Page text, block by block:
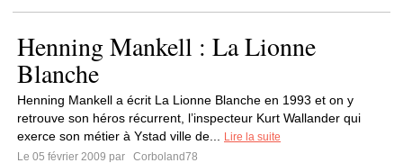
Henning Mankell : La Lionne
Blanche
Henning Mankell a écrit La Lionne Blanche en 1993 et on y
retrouve son héros récurrent, l’inspecteur Kurt Wallander qui
exerce son métier à Ystad ville de...
Lire la suite
Le 05 février 2009 par
Corboland78